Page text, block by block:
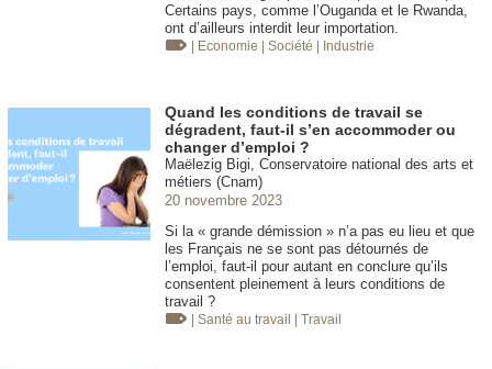
Certains pays, comme l’Ouganda et le Rwanda,
ont d’ailleurs interdit leur importation.
| Economie | Société | Industrie
Quand les conditions de travail se
dégradent, faut-il s’en accommoder ou
changer d’emploi ?
Maëlezig Bigi, Conservatoire national des arts et
métiers (Cnam)
20 novembre 2023
Si la « grande démission » n’a pas eu lieu et que
les Français ne se sont pas détournés de
l’emploi, faut-il pour autant en conclure qu’ils
consentent pleinement à leurs conditions de
travail ?
| Santé au travail | Travail